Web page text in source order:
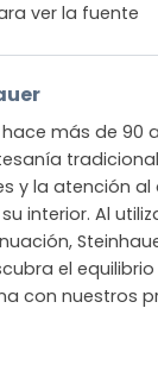
ver la fuente
más de 90
y la atención
interior. Al
el
con nuestros